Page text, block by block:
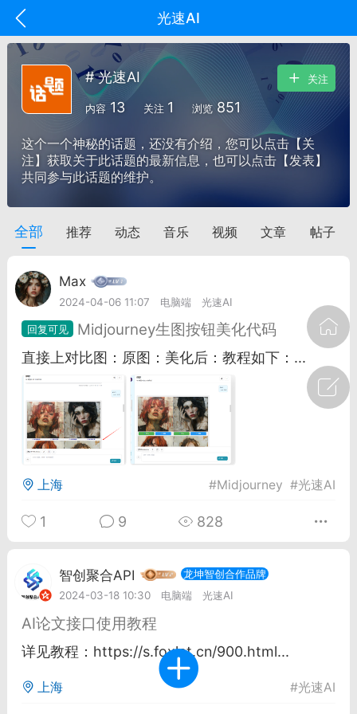
光速AI
29 10:10 电脑端 智狐AI工作台
中英翻译
事想用上客户端...
智狐AI工作台
1 21
聚合API
Opus 5 已在 Claude、Claude
API，以及 Amazon Web
、Google Cloud 和 Microsoft Foundry
Max 的新默认模型，并成为
注接入效率、调用成本和企业报销流程
# 光速AI
内容 13 关注 1 浏览 851
关注
这个一个神秘的话题，还没有介绍，您可以点击【关
注】获取关于此话题的最新信息，也可以点击【发表】
共同参与此话题的维护。
全部 推荐 动态 音乐 视频 文章 帖子
Max
2024-04-06 11:07 电脑端 光速AI
Midjourney生图按钮美化代码
直接上对比图：原图：美化后：教程如下：...
上海 #Midjourney #光速AI
1 9 828
智创聚合API
龙坤智创合作品牌
2024-03-18 10:30
电脑端 光速AI
AI论文接口使用教程
详见教程：https://s.foxlet.cn/900.html...
上海 #光速AI